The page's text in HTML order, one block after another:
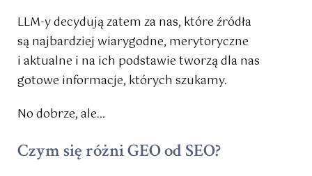
LLM-y decydują zatem za nas, które źródła
są najbardziej wiarygodne, merytoryczne
i aktualne i na ich podstawie tworzą dla nas
gotowe informacje, których szukamy.
No dobrze, ale…
Czym się różni GEO od SEO?